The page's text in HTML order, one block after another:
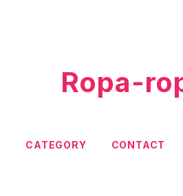
Ropa-
CATEGORY CONTACT